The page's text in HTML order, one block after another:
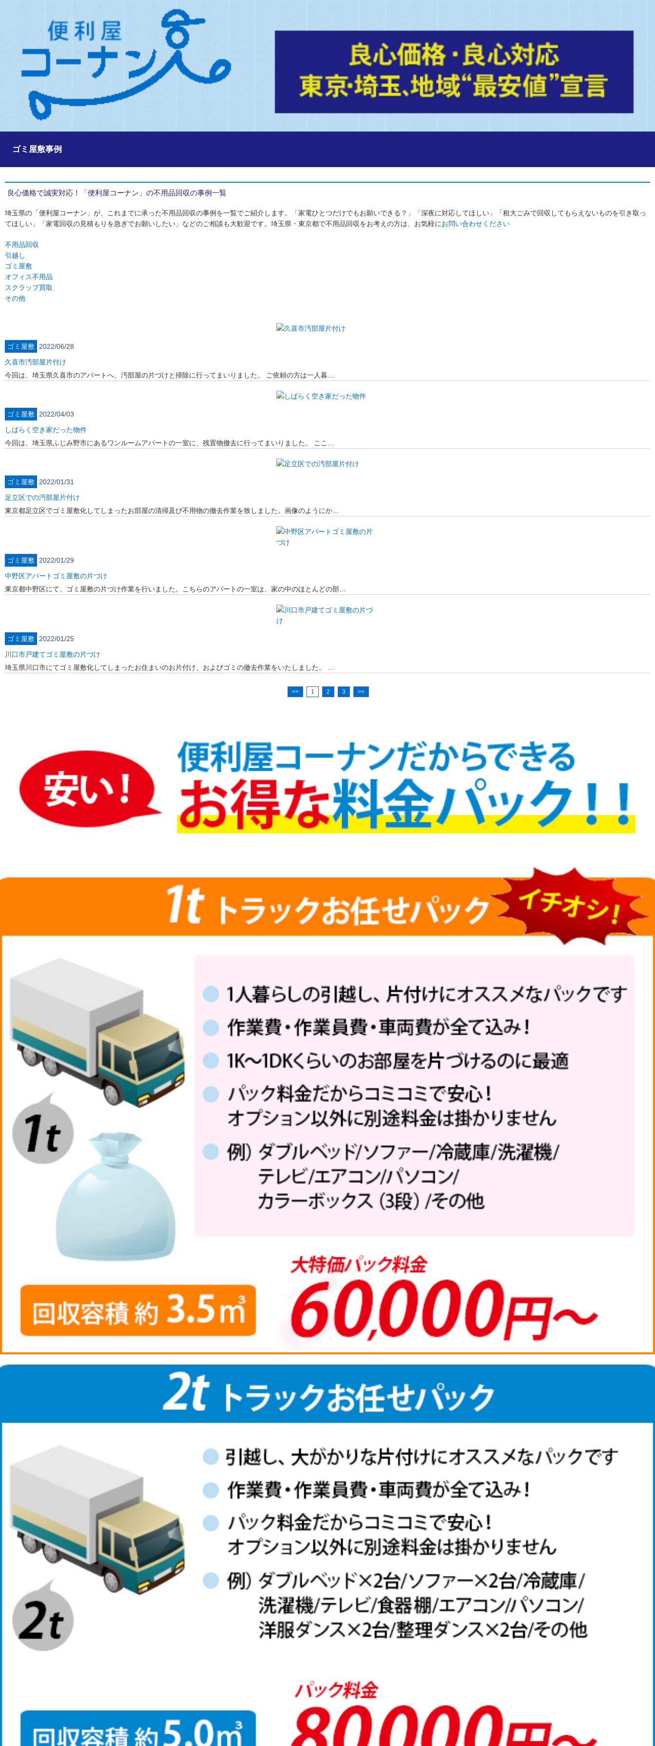
ゴミ屋敷事例
良心価格で誠実対応！「便利屋コーナン」の不用品回収の事例一覧
埼玉県の「便利屋コーナン」が、これまでに承った不用品回収の事例を一覧でご紹介します。「家電ひとつだけでもお願いできる？」「深夜に対応してほしい」「粗大ごみで回収してもらえないものを引き取っ
てほしい」「家電回収の見積もりを急ぎでお願いしたい」などのご相談も大歓迎です。埼玉県・東京都で不用品回収をお考えの方は、お気軽にお問い合わせください
不用品回収
引越し
ゴミ屋敷
オフィス不用品
スクラップ買取
その他
ゴミ屋敷 2022/06/28
久喜市汚部屋片付け
今回は、埼玉県久喜市のアパートへ、汚部屋の片づけと掃除に行ってまいりました。 ご依頼の方は一人暮…
ゴミ屋敷 2022/04/03
しばらく空き家だった物件
今回は、埼玉県ふじみ野市にあるワンルームアパートの一室に、残置物撤去に行ってまいりました。 ここ…
ゴミ屋敷 2022/01/31
足立区での汚部屋片付け
東京都足立区でゴミ屋敷化してしまったお部屋の清掃及び不用物の撤去作業を致しました。画像のようにか…
ゴミ屋敷 2022/01/29
中野区アパートゴミ屋敷の片づけ
東京都中野区にて、ゴミ屋敷の片づけ作業を行いました。こちらのアパートの一室は、家の中のほとんどの部…
ゴミ屋敷 2022/01/25
川口市戸建てゴミ屋敷の片づけ
埼玉県川口市にてゴミ屋敷化してしまったお住まいのお片付け、およびゴミの撤去作業をいたしました。 …
<< 1 2 3 >>